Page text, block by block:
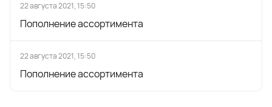
22 августа 2021, 15:50
Пополнение ассортимента
22 августа 2021, 15:50
Пополнение ассортимента